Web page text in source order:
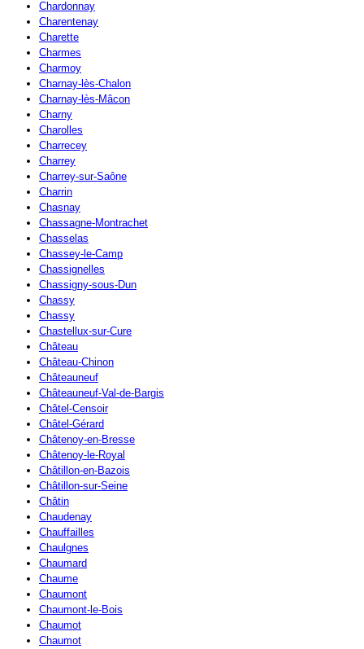
Chardonnay
Charentenay
Charette
Charmes
Charmoy
Charnay-lès-Chalon
Charnay-lès-Mâcon
Charny
Charolles
Charrecey
Charrey
Charrey-sur-Saône
Charrin
Chasnay
Chassagne-Montrachet
Chasselas
Chassey-le-Camp
Chassignelles
Chassigny-sous-Dun
Chassy
Chassy
Chastellux-sur-Cure
Château
Château-Chinon
Châteauneuf
Châteauneuf-Val-de-Bargis
Châtel-Censoir
Châtel-Gérard
Châtenoy-en-Bresse
Châtenoy-le-Royal
Châtillon-en-Bazois
Châtillon-sur-Seine
Châtin
Chaudenay
Chauffailles
Chaulgnes
Chaumard
Chaume
Chaumont
Chaumont-le-Bois
Chaumot
Chaumot